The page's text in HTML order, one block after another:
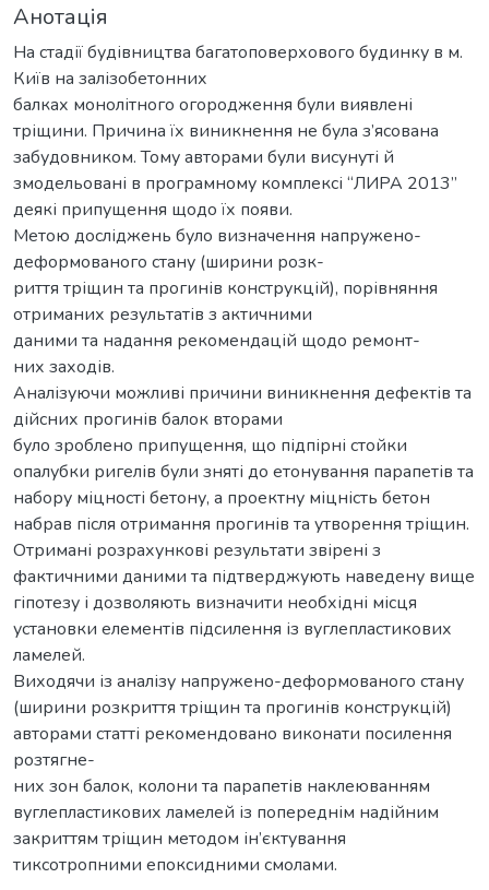
Анотація
На стадії будівництва багатоповерхового будинку в м.
Київ на залізобетонних
балках монолітного огородження були виявлені
тріщини. Причина їх виникнення не була з’ясована
забудовником. Тому авторами були висунуті й
змодельовані в програмному комплексі “ЛИРА 2013”
деякі припущення щодо їх появи.
Метою досліджень було визначення напружено-
деформованого стану (ширини розк-
риття тріщин та прогинів конструкцій), порівняння
отриманих результатів з актичними
даними та надання рекомендацій щодо ремонт-
них заходів.
Аналізуючи можливі причини виникнення дефектів та
дійсних прогинів балок вторами
було зроблено припущення, що підпірні стойки
опалубки ригелів були зняті до етонування парапетів та
набору міцності бетону, а проектну міцність бетон
набрав після отримання прогинів та утворення тріщин.
Отримані розрахункові результати звірені з
фактичними даними та підтверджують наведену вище
гіпотезу і дозволяють визначити необхідні місця
установки елементів підсилення із вуглепластикових
ламелей.
Виходячи із аналізу напружено-деформованого стану
(ширини розкриття тріщин та прогинів конструкцій)
авторами статті рекомендовано виконати посилення
розтягне-
них зон балок, колони та парапетів наклеюванням
вуглепластикових ламелей із попереднім надійним
закриттям тріщин методом ін’єктування
тиксотропними епоксидними смолами.